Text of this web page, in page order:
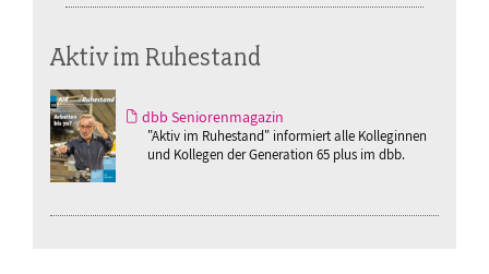
Aktiv im Ruhestand
dbb Seniorenmagazin
"Aktiv im Ruhestand" informiert alle Kolleginnen
und Kollegen der Generation 65 plus im dbb.